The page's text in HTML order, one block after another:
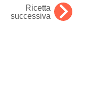
Ricetta
successiva